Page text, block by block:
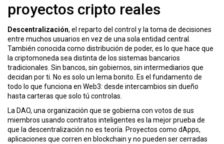
a
proyectos cripto reales
Descentralización, el reparto del control y la toma de decisiones
entre muchos usuarios en vez de una sola entidad central
También conocida como distribución de poder, es lo que hace que
la criptomoneda sea distinta de los sistemas bancarios
tradicionales. Sin bancos, sin gobiernos, sin intermediarios que
decidan por ti. No es solo un lema bonito. Es el fundamento de
todo lo que funciona en Web3: desde intercambios sin dueño
hasta carteras que solo tú controlas.
La DAO, una organización que se gobierna con votos de sus
miembros usando contratos inteligentes es la mejor prueba de
que la descentralización no es teoría. Proyectos como dApps,
aplicaciones que corren en blockchain y no pueden ser cerradas